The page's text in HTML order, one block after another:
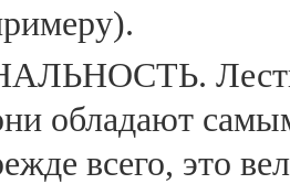
обладают
всего, это